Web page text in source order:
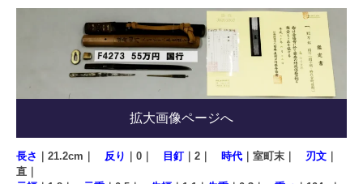
拡大画像ページへ
長さ ｜21.2cm｜ 反り ｜0｜ 目釘 ｜2｜ 時代 ｜室町末｜ 刃文
直｜